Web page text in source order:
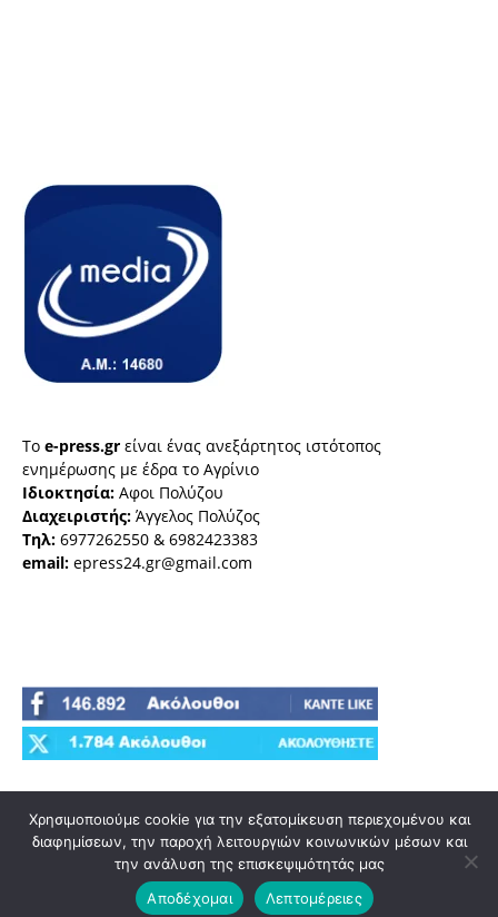
Το e-press.gr είναι ένας ανεξάρτητος ιστότοπος
ενημέρωσης με έδρα το Αγρίνιο
Ιδιοκτησία: Αφοι Πολύζου
Διαχειριστής: Άγγελος Πολύζος
Τηλ: 6977262550 & 6982423383
email: epress24.gr@gmail.com
© e-press.gr
Χρησιμοποιούμε cookie για την εξατομίκευση περιεχομένου και
διαφημίσεων, την παροχή λειτουργιών κοινωνικών μέσων και
την ανάλυση της επισκεψιμότητάς μας
Αποδέχομαι
Λεπτομέρειες